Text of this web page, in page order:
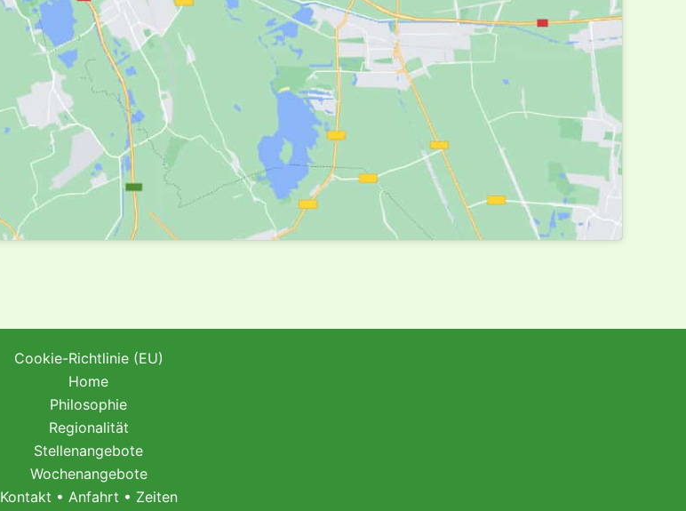
Cookie-Richtlinie (EU)
Home
Philosophie
Regionalität
Stellenangebote
Wochenangebote
Kontakt • Anfahrt • Zeiten